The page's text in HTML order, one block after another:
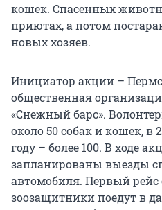
кошек. Спасенных
приютах, а потом
новых хозяев.
Инициатор акции –
общественная
«Снежный барс».
около 50 собак и кошек, в
году – более 100. В ходе
запланированы выезды
автомобиля. Первый рейс
зоозащитники поедут в